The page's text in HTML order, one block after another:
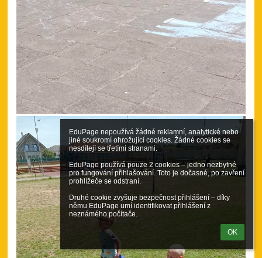
EduPage nepoužívá žádné reklamní, analytické nebo
jiné soukromí ohrožující cookies. Žádné cookies se
nesdílejí se třetími stranami.
EduPage používá pouze 2 cookies – jedno nezbytné
pro fungování přihlašování. Toto je dočasné, po zavření
prohlížeče se odstraní.
Druhé cookie zvyšuje bezpečnost přihlášení – díky
němu EduPage umí identifikovat přihlášení z
neznámého počítače.
OK